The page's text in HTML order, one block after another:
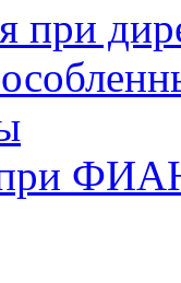
при
при